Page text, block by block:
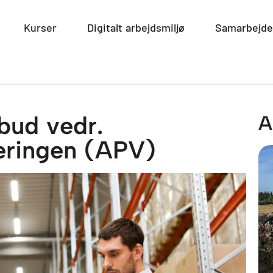
Open Miljø
Kurser Open Kurser
Digitalt arbejdsmiljø Open Digitalt
vedr.
(APV)